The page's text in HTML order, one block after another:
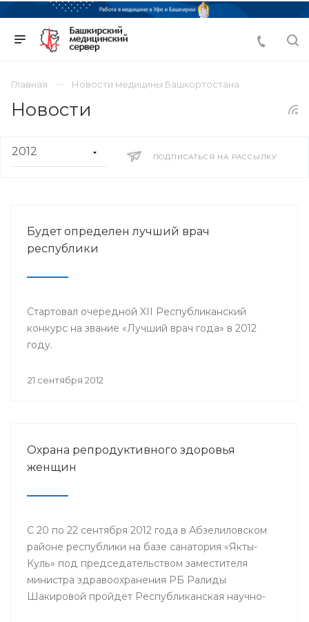
Главная Новости медицины Башкортостана
Новости
ПОДПИСАТЬСЯ НА РАССЫЛКУ
Будет определен лучший врач
республики
Стартовал очередной XII Республиканский
конкурс на звание «Лучший врач года» в 2012
году.
21 сентября 2012
Охрана репродуктивного здоровья
женщин
С 20 по 22 сентября 2012 года в Абзелиловском
районе республики на базе санатория «Якты-
Куль» под председательством заместителя
министра здравоохранения РБ Ралиды
Шакировой пройдет Республиканская научно-